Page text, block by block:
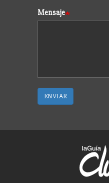
Mensaje
ENVIAR